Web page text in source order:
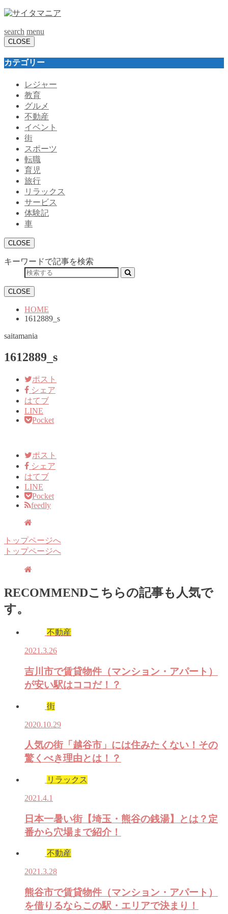
search menu
CLOSE
カテゴリー
レジャー
教育
グルメ
不動産
イベント
街
スポーツ
転職
育児
旅行
リラックス
サービス
体験記
車
CLOSE
キーワードで記事を検索
CLOSE
HOME
1612889_s
saitamania
1612889_s
ポスト
シェア
はてブ
LINE
Pocket
ポスト
シェア
はてブ
LINE
Pocket
feedly
トップページへ
トップページへ
RECOMMENDこちらの記事も人気で
す。
不動産
2021.3.26
吉川市で賃貸物件（マンション・アパート）
が安い駅はココだ！？
街
2020.10.29
人気の街「越谷市」には住みたくない！その
驚くべき理由とは！？
リラックス
2021.4.1
日本一暑い街【埼玉・熊谷の銭湯】とは？定
番から穴場まで紹介！
不動産
2021.3.28
熊谷市で賃貸物件（マンション・アパート）
を借りるならこの駅・エリアで決まり！